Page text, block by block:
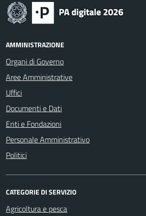
AMMINISTRAZIONE
Organi di Governo
Aree Amministrative
Uffici
Documenti e Dati
Enti e Fondazioni
Personale Amministrativo
Politici
CATEGORIE DI SERVIZIO
Agricoltura e pesca